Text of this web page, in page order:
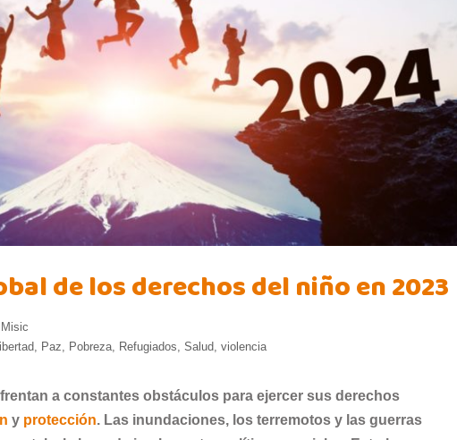
de los derechos del niño en 2023
, Paz, Pobreza, Refugiados, Salud, violencia
a constantes obstáculos para ejercer sus derechos
y protección. Las inundaciones, los terremotos y las guerras